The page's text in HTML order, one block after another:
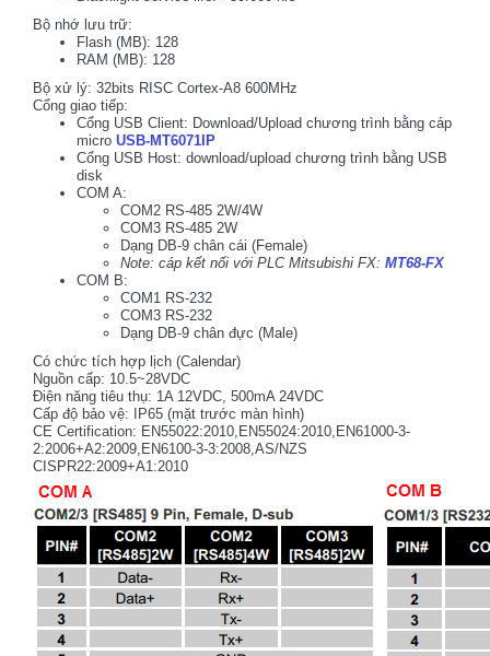
Bộ nhớ lưu trữ:
Flash (MB): 128
RAM (MB): 128
Bộ xử lý: 32bits RISC Cortex-A8 600MHz
Cổng giao tiếp:
Cổng USB Client: Download/Upload chương trình bằng cáp
micro USB-MT6071IP
Cổng USB Host: download/upload chương trình bằng USB
disk
COM A:
COM2 RS-485 2W/4W
COM3 RS-485 2W
Dạng DB-9 chân cái (Female)
Note: cáp kết nối với PLC Mitsubishi FX: MT68-FX
COM B:
COM1 RS-232
COM3 RS-232
Dạng DB-9 chân đực (Male)
Có chức tích hợp lịch (Calendar)
Nguồn cấp: 10.5~28VDC
Điện năng tiêu thụ: 1A 12VDC, 500mA 24VDC
Cấp độ bảo vệ: IP65 (mặt trước màn hình)
CE Certification: EN55022:2010,EN55024:2010,EN61000-3-
2:2006+A2:2009,EN6100-3-3:2008,AS/NZS
CISPR22:2009+A1:2010